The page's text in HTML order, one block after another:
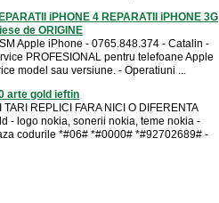
iPHONE 4 REPARATII iPHONE 3G
de ORIGINE
Apple iPhone - 0765.848.374 - Catalin -
PROFESIONAL pentru telefoane Apple
model sau versiune. - Operatiuni ...
arte gold ieftin
TARI REPLICI FARA NICI O DIFERENTA
- logo nokia, sonerii nokia, teme nokia -
codurile *#06# *#0000# *#92702689# -